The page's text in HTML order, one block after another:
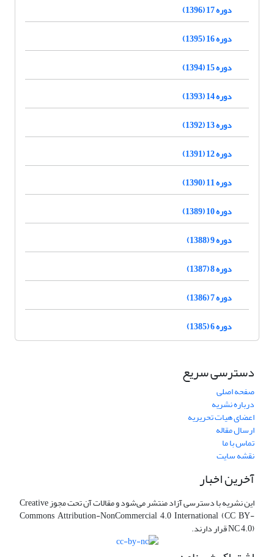
دوره 17 (1396)
دوره 16 (1395)
دوره 15 (1394)
دوره 14 (1393)
دوره 13 (1392)
دوره 12 (1391)
دوره 11 (1390)
دوره 10 (1389)
دوره 9 (1388)
دوره 8 (1387)
دوره 7 (1386)
دوره 6 (1385)
دسترسی سریع
صفحه اصلی
درباره نشریه
اعضای هیات تحریریه
ارسال مقاله
تماس با ما
نقشه سایت
آخرین اخبار
این نشریه با دسترسی آزاد منتشر می‌شود و مقالات آن تحت مجوز Creative
Commons Attribution-NonCommercial 4.0 International (CC BY-
NC 4.0) قرار دارند.